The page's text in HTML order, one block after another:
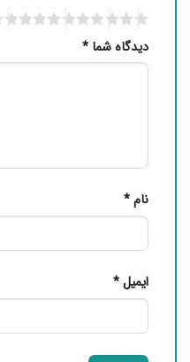
دیدگاه شما *
نام*
ایمیل*